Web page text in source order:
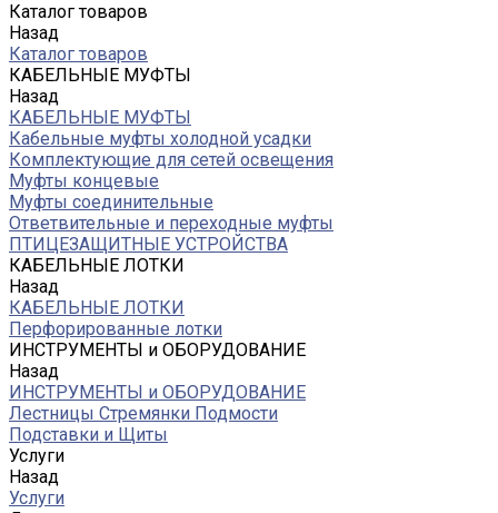
Каталог товаров
Назад
Каталог товаров
КАБЕЛЬНЫЕ МУФТЫ
Назад
КАБЕЛЬНЫЕ МУФТЫ
Кабельные муфты холодной усадки
Комплектующие для сетей освещения
Муфты концевые
Муфты соединительные
Ответвительные и переходные муфты
ПТИЦЕЗАЩИТНЫЕ УСТРОЙСТВА
КАБЕЛЬНЫЕ ЛОТКИ
Назад
КАБЕЛЬНЫЕ ЛОТКИ
Перфорированные лотки
ИНСТРУМЕНТЫ и ОБОРУДОВАНИЕ
Назад
ИНСТРУМЕНТЫ и ОБОРУДОВАНИЕ
Лестницы Стремянки Подмости
Подставки и Щиты
Услуги
Назад
Услуги